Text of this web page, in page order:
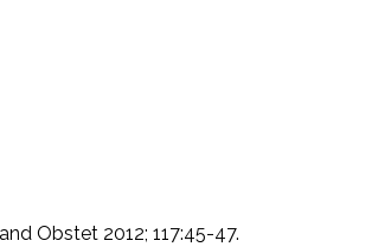
Obstet 2012; 117:45-47.